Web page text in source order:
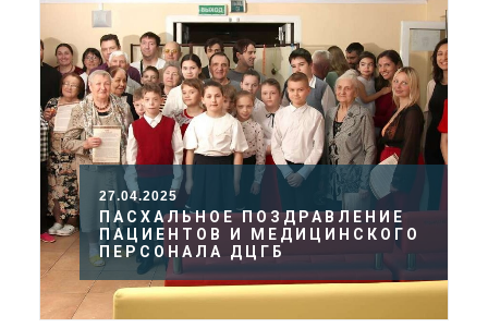
27.04.2025
ПАСХАЛЬНОЕ ПОЗДРАВЛЕНИЕ
ПАЦИЕНТОВ И МЕДИЦИНСКОГО
ПЕРСОНАЛА ДЦГБ